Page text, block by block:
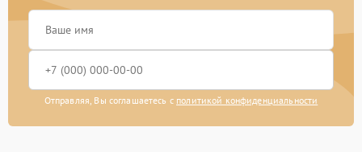
Отправляя, Вы соглашаетесь с политикой конфиденциальности